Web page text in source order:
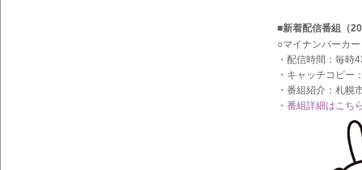
■新着配信番組（
○マイナンバーカ
・配信時間：毎
・キャッチコピー
・番組紹介：札幌
・ 番組詳細はこち